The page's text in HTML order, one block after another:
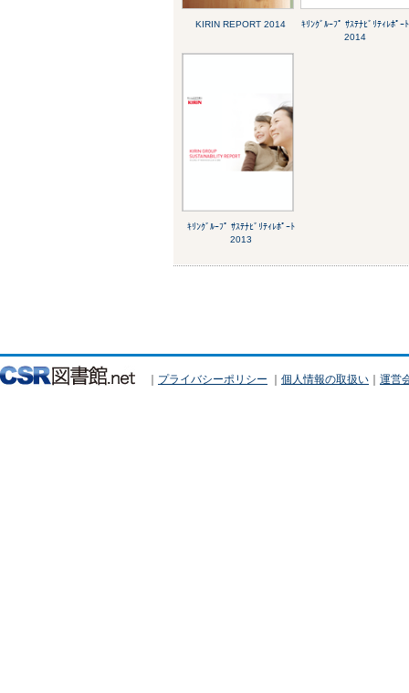
KIRIN REPORT 2014
ｷﾘﾝｸﾞﾙｰﾌﾟ ｻｽﾃﾅﾋﾞﾘﾃｨﾚﾎﾟｰﾄ
2014
ｷﾘﾝｸﾞﾙｰﾌﾟ ｻｽﾃﾅﾋﾞﾘﾃｨﾚﾎﾟｰﾄ
2013
｜ プライバシーポリシー ｜ 個人情報の取扱い ｜ 運営